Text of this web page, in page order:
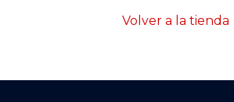
Volver a la tienda